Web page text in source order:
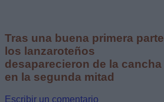
Tras una buena primera parte
los lanzaroteños
desaparecieron de la cancha
en la segunda mitad
Escribir un comentario